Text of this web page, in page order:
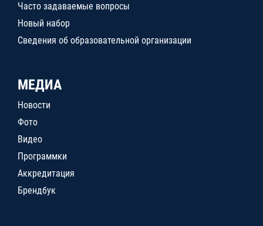
Часто задаваемые вопросы
Новый набор
Сведения об образовательной организации
МЕДИА
Новости
Фото
Видео
Программки
Аккредитация
Брендбук